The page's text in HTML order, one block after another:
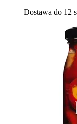
Dostawa do 12